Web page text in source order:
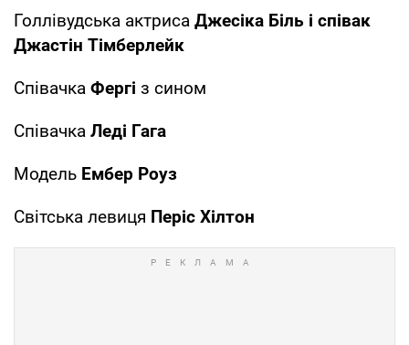
Голлівудська актриса Джесіка Біль і співак
Джастін Тімберлейк
Співачка Фергі з сином
Співачка Леді Гага
Модель Ембер Роуз
Світська левиця Періс Хілтон